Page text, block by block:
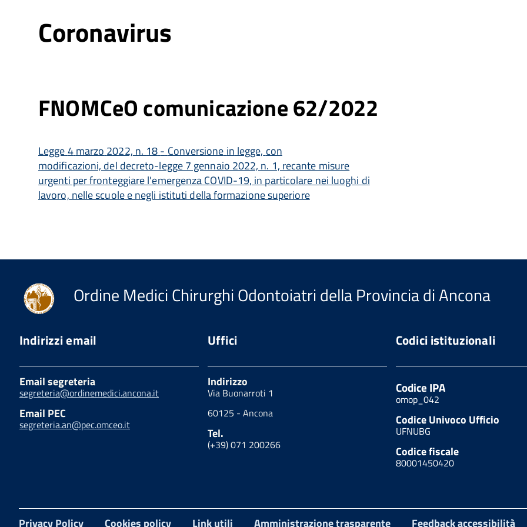
Coronavirus
FNOMCeO comunicazione 62/2022
Legge4marzo 2022, n. 18- Conversione in legge, con
modificazioni, del decreto-legge 7 gennaio 2022, n. 1, recante misure
urgenti per fronteggiare l'emergenza COVID-19, in particolare nei luoghi di
lavoro, nelle scuole e negli istituti della formazione superiore
Ordine Medici Chirurghi Odontoiatri della Provincia di Ancona
Indirizzi email
Email segreteria
segreteria@ordinemedici.ancona.it
Email PEC
segreteria.an@pec.omceo.it
Uffici
Indirizzo
Via Buonarroti 1
60125 - Ancona
Tel.
(+39) 071 200266
Codici istituzionali
Codice IPA
omop_042
Codice Univoco Ufficio
UFNUBG
Codice fiscale
80001450420
Privacy Policy Cookies policy Link utili Amministrazione trasparente Feedback accessibilità